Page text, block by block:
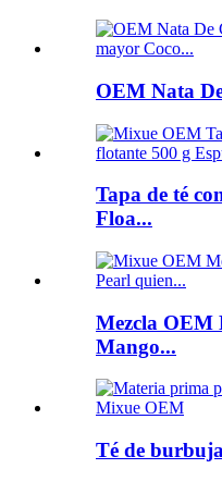
OEM Nata
Tapa de té
Floa...
Mezcla OEM
Mango...
Té de